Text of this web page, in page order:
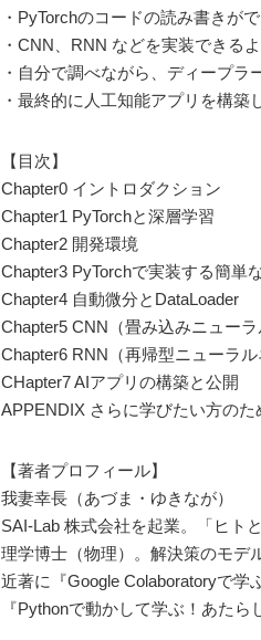
・PyTorchのコードの読み書きが
・CNN、RNN などを実装できる
・自分で調べながら、ディープラ
・最終的に人工知能アプリを構築
【目次】
Chapter0 イントロダクション
Chapter1 PyTorchと深層学習
Chapter2 開発環境
Chapter3 PyTorchで実装する簡単
Chapter4 自動微分とDataLoader
Chapter5 CNN（畳み込みニューラ
Chapter6 RNN（再帰型ニューラル
CHapter7 AIアプリの構築と公開
APPENDIX さらに学びたい方のた
【著者プロフィール】
我妻幸長（あづま・ゆきなが）
SAI-Lab 株式会社を起業。「ヒト
理学博士（物理）。解決策のモデ
近著に『Google Colaboratoryで学
『Pythonで動かして学ぶ！あた